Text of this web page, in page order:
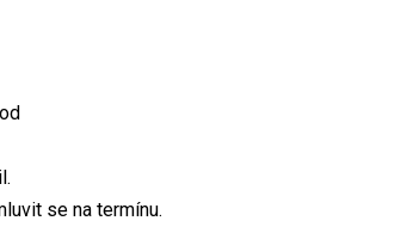
se na termínu.